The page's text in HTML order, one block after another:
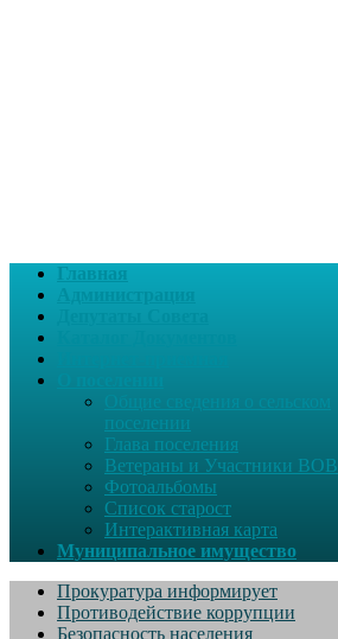
Главная
поселении
Глава поселения
Ветераны и Участники ВОВ
Фотоальбомы
Список старост
Интерактивная карта
Муниципальное имущество
Прокуратура информирует
Противодействие коррупции
Безопасность населения